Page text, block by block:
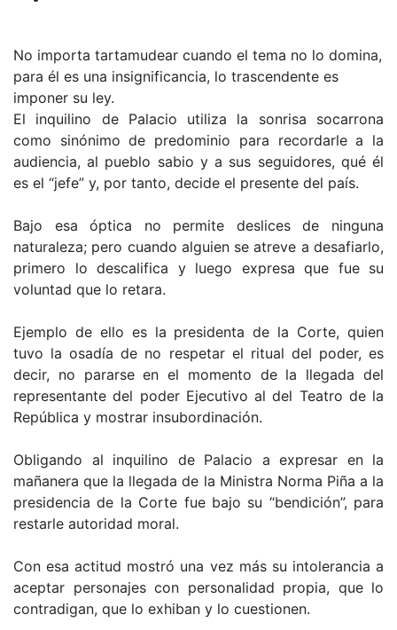
No importa tartamudear cuando el tema no lo domina,
para él es una insignificancia, lo trascendente es
imponer su ley.
El inquilino de Palacio utiliza la sonrisa socarrona
como sinónimo de predominio para recordarle a la
audiencia, al pueblo sabio y a sus seguidores, qué él
es el “jefe” y, por tanto, decide el presente del país.
Bajo esa óptica no permite deslices de ninguna
naturaleza; pero cuando alguien se atreve a desafiarlo,
primero lo descalifica y luego expresa que fue su
voluntad que lo retara.
Ejemplo de ello es la presidenta de la Corte, quien
tuvo la osadía de no respetar el ritual del poder, es
decir, no pararse en el momento de la llegada del
representante del poder Ejecutivo al del Teatro de la
República y mostrar insubordinación.
Obligando al inquilino de Palacio a expresar en la
mañanera que la llegada de la Ministra Norma Piña a la
presidencia de la Corte fue bajo su “bendición”, para
restarle autoridad moral.
Con esa actitud mostró una vez más su intolerancia a
aceptar personajes con personalidad propia, que lo
contradigan, que lo exhiban y lo cuestionen.